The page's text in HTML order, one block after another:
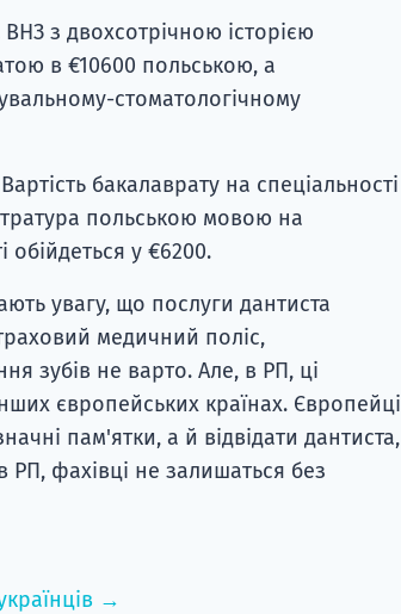
ВНЗ з двохсотрічною історією
в €10600 польською, а
стоматологічному
бакалаврату на спеціальності
польською мовою на
обійдеться у €6200.
увагу, що послуги дантиста
медичний поліс,
зубів не варто. Але, в РП, ці
європейських країнах. Європейці
пам'ятки, а й відвідати дантиста,
фахівці не залишаться без
→